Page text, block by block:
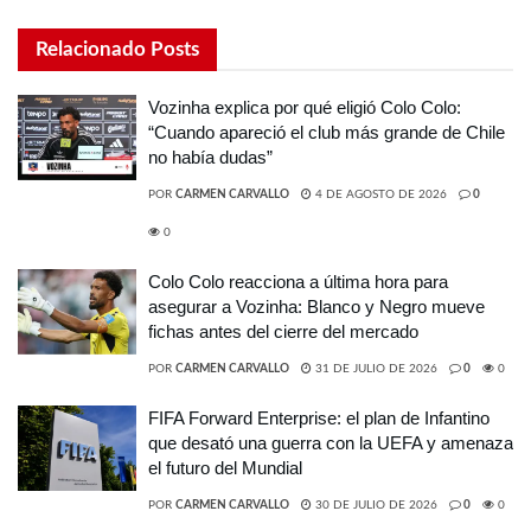
Relacionado Posts
Vozinha explica por qué eligió Colo Colo:
“Cuando apareció el club más grande de Chile
no había dudas”
POR CARMEN CARVALLO 4 DE AGOSTO DE 2026 0
0
Colo Colo reacciona a última hora para
asegurar a Vozinha: Blanco y Negro mueve
fichas antes del cierre del mercado
POR CARMEN CARVALLO 31 DE JULIO DE 2026 0 0
FIFA Forward Enterprise: el plan de Infantino
que desató una guerra con la UEFA y amenaza
el futuro del Mundial
POR CARMEN CARVALLO 30 DE JULIO DE 2026 0 0